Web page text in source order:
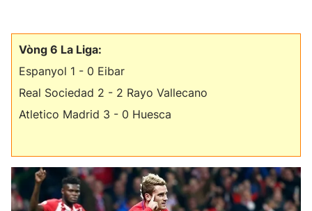
Vòng 6 La Liga:
Espanyol 1 - 0 Eibar
Real Sociedad 2 - 2 Rayo Vallecano
Atletico Madrid 3 - 0 Huesca